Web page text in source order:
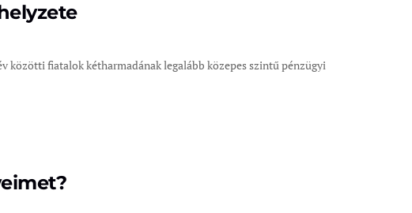
közötti fiatalok kétharmadának legalább közepes szintű pénzügyi